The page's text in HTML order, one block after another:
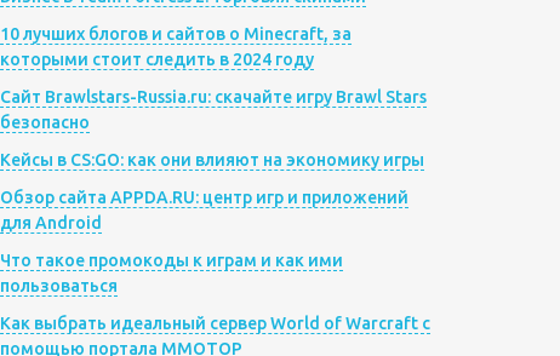
10 лучших блогов и сайтов о Minecraft, за
которыми стоит следить в 2024 году
Сайт Brawlstars-Russia.ru: скачайте игру Brawl Stars
безопасно
Кейсы в CS:GO: как они влияют на экономику игры
Обзор сайта APPDA.RU: центр игр и приложений
для Android
Что такое промокоды к играм и как ими
пользоваться
Как выбрать идеальный сервер World of Warcraft с
помощью портала MMOTOP